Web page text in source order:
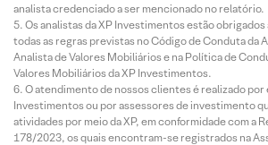
analista credenciado a ser mencionado no relatório.
Os analistas da XP Investimentos estão
todas as regras previstas no Código de Conduta da
Analista de Valores Mobiliários e na Política de
Valores Mobiliários da XP Investimentos.
O atendimento de nossos clientes é realizado por
Investimentos ou por assessores de investimento
atividades por meio da XP, em conformidade com a
178/2023, os quais encontram-se registrados na